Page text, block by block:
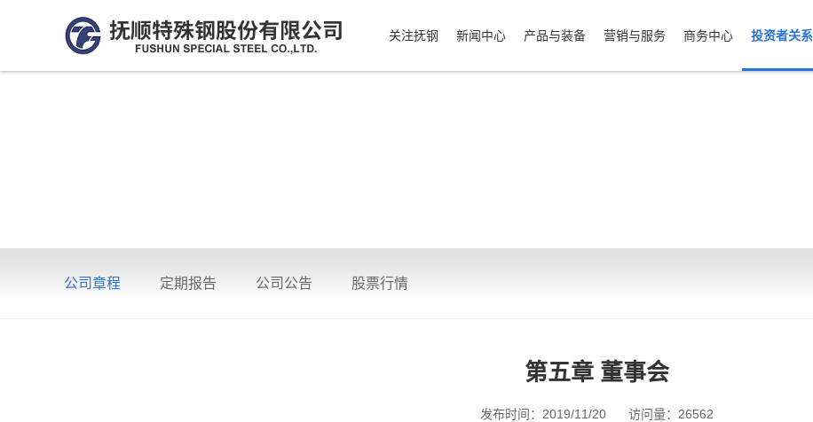
关注抚钢 新闻中心 产品与装备 营销与服务 商务中心 投资者关系
公司章程 定期报告 公司公告 股票行情
第五章 董事会
发布时间：2019/11/20 访问量：26562